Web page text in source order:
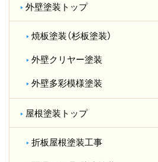
外壁塗装トップ
焼板塗装（杉板塗装）
外壁クリヤー塗装
外壁多彩模様塗装
屋根塗装トップ
折板屋根塗装工事